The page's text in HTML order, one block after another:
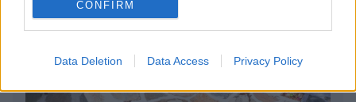
CONFIRM
Data Deletion Data Access Privacy Policy